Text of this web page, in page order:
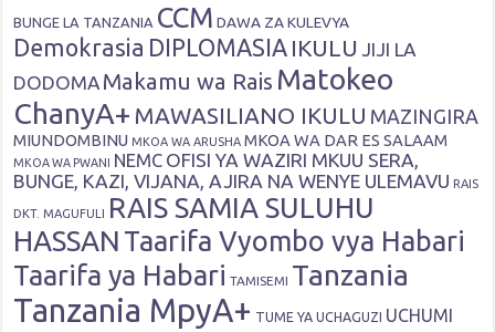
BUNGE LA TANZANIA CCM DAWA ZA KULEVYA
Demokrasia DIPLOMASIA IKULU JIJI LA
DODOMA Makamu wa Rais Matokeo
ChanyA+ MAWASILIANO IKULU MAZINGIRA
MIUNDOMBINU MKOA WA ARUSHA MKOA WA DAR ES SALAAM
MKOA WA PWANI NEMC OFISI YA WAZIRI MKUU SERA,
BUNGE, KAZI, VIJANA, AJIRA NA WENYE ULEMAVU RAIS
DKT. MAGUFULI
RAIS SAMIA SULUHU
HASSAN Taarifa Vyombo vya Habari
Taarifa ya Habari TAMISEMI Tanzania
Tanzania MpyA+ TUME YA UCHAGUZI UCHUMI